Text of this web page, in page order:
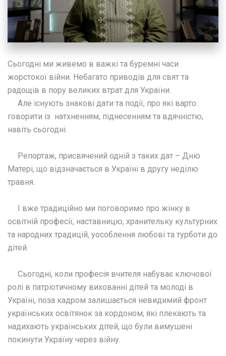
Cьогодні ми живемо в важкі та буремні часи
жорстокої війни. Небагато привoдів для свят та
радощів в пору великих втрат для України.
Але існують знакові дати та події, про які варто
говорити із натхненням, піднесенням та вдячністю,
навіть сьогодні.
Репортаж, присвячений одній з таких дат – Дню
Матері, що відзначається в Україні в другу неділю
травня.
І вже традиційно ми поговоримо про жінку в
освітній професії, наставницю, хранительку культурних
та народних традицій, уособлення любові та турботи до
дітей.
Сьогодні, коли професія вчителя набуває ключової
ролі в патріотичному вихованні дітей та молоді в
Україні, поза кадром залишається невидимий фронт
українських освітянок за кордоном, які плекають та
надихають українських дітей, що були вимушені
покинути Україну через війну.